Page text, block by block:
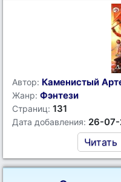
Автор: Каменистый
Жанр: Фэнтези
Страниц: 131
Дата добавления: 26-
Читать